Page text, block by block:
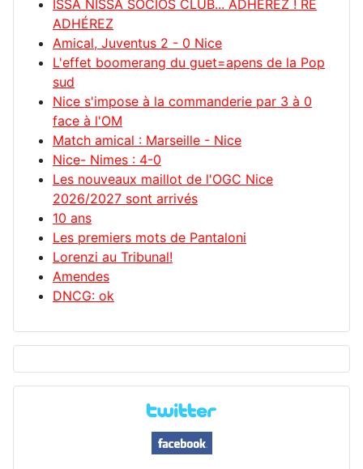
ISSA NISSA SOCIOS CLUB... ADHÉREZ ! RE
ADHÉREZ
Amical, Juventus 2 - 0 Nice
L'effet boomerang du guet=apens de la Pop
sud
Nice s'impose à la commanderie par 3 à 0
face à l'OM
Match amical : Marseille - Nice
Nice- Nimes : 4-0
Les nouveaux maillot de l'OGC Nice
2026/2027 sont arrivés
10 ans
Les premiers mots de Pantaloni
Lorenzi au Tribunal!
Amendes
DNCG: ok